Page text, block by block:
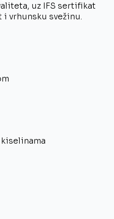
uz IFS sertifikat
vrhunsku svežinu.